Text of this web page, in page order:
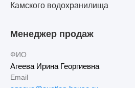
Камского водохранилища
Менеджер продаж
ФИО
Агеева Ирина Георгиевна
Email